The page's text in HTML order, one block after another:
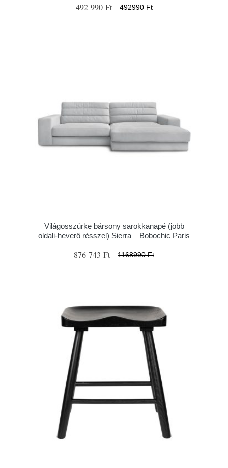
492 990 Ft 492990 Ft
Világosszürke bársony sarokkanapé (jobb
oldali-heverő résszel) Sierra – Bobochic Paris
876 743 Ft 1168990 Ft